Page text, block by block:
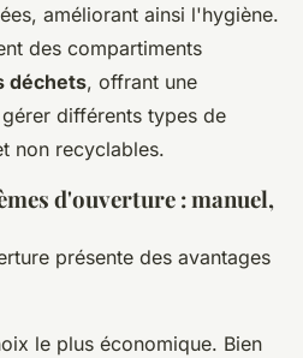
améliorant ainsi l'hygiène.
des compartiments
déchets, offrant une
différents types de
non recyclables.
d'ouverture : manuel,
présente des avantages
le plus économique. Bien